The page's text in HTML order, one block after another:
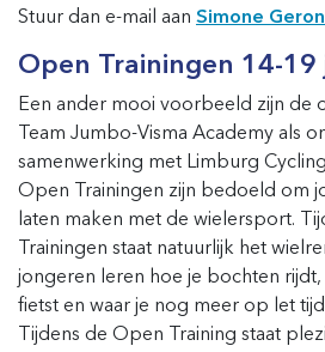
Stuur dan e-mail aan Simone
Open Trainingen 14-19
Een ander mooi voorbeeld zijn de
Team Jumbo-Visma Academy als
samenwerking met Limburg
Open Trainingen zijn bedoeld om
laten maken met de wielersport.
Trainingen staat natuurlijk het
jongeren leren hoe je bochten
fietst en waar je nog meer op let
Tijdens de Open Training staat